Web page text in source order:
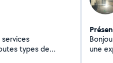
types de
une